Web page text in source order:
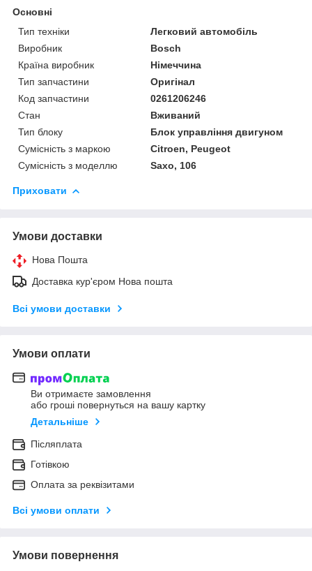
Основні
Тип техніки
Легковий автомобіль
Виробник
Bosch
Країна виробник
Німеччина
Тип запчастини
Оригінал
Код запчастини
0261206246
Стан
Вживаний
Тип блоку
Блок управління двигуном
Сумісність з маркою
Citroen, Peugeot
Сумісність з моделлю
Saxo, 106
Приховати
Умови доставки
Нова Пошта
Доставка кур'єром Нова пошта
Всі умови доставки
Умови оплати
Ви отримаєте замовлення
або гроші повернуться на вашу картку
Детальніше
Післяплата
Готівкою
Оплата за реквізитами
Всі умови оплати
Умови повернення